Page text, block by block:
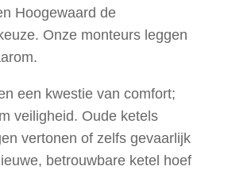
Hoogewaard de
Onze monteurs leggen
een kwestie van comfort;
veiligheid. Oude ketels
vertonen of zelfs gevaarlijk
betrouwbare ketel hoef